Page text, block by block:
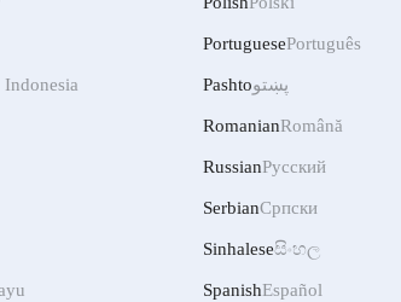
Indonesia
PortuguesePortuguês
Pashtoپښتو
RomanianRomână
RussianРусский
SerbianСрпски
Sinhaleseසිංහල
SpanishEspañol